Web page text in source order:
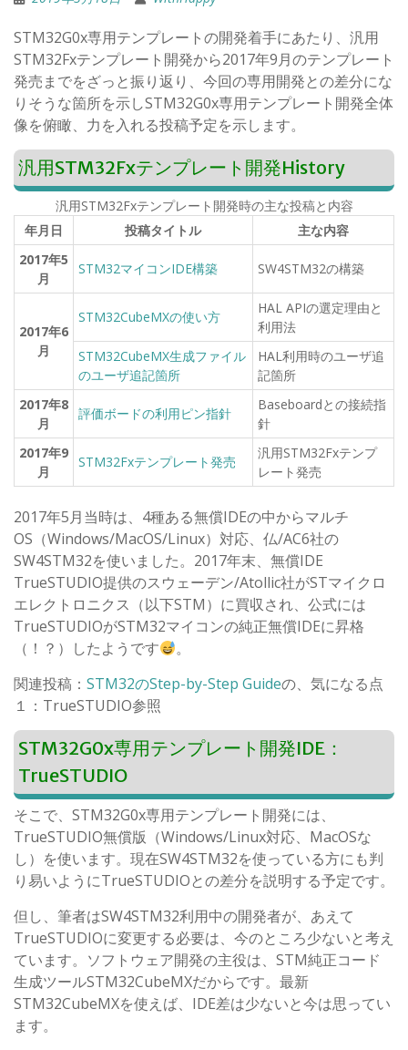
STM32G0x専用テンプレートの開発着手にあたり、汎用
STM32Fxテンプレート開発から2017年9月のテンプレート
発売までをざっと振り返り、今回の専用開発との差分にな
りそうな箇所を示しSTM32G0x専用テンプレート開発全体
像を俯瞰、力を入れる投稿予定を示します。
汎用STM32Fxテンプレート開発History
汎用STM32Fxテンプレート開発時の主な投稿と内容
年月日
投稿タイトル
主な内容
2017年5
月
STM32マイコンIDE構築 SW4STM32の構築
2017年6
月
STM32CubeMXの使い方
HAL APIの選定理由と
利用法
STM32CubeMX生成ファイル
のユーザ追記箇所
HAL利用時のユーザ追
記箇所
2017年8
月
評価ボードの利用ピン指針
Baseboardとの接続指
針
2017年9
月
STM32Fxテンプレート発売
汎用STM32Fxテンプ
レート発売
2017年5月当時は、4種ある無償IDEの中からマルチ
OS（Windows/MacOS/Linux）対応、仏/AC6社の
SW4STM32を使いました。2017年末、無償IDE
TrueSTUDIO提供のスウェーデン/Atollic社がSTマイクロ
エレクトロニクス（以下STM）に買収され、公式には
TrueSTUDIOがSTM32マイコンの純正無償IDEに昇格
（！？）したようです
。
関連投稿： STM32のStep-by-Step Guideの、気になる点
１：TrueSTUDIO参照
STM32G0x専用テンプレート開発IDE：
TrueSTUDIO
そこで、STM32G0x専用テンプレート開発には、
TrueSTUDIO無償版（Windows/Linux対応、MacOSな
し）を使います。現在SW4STM32を使っている方にも判
り易いようにTrueSTUDIOとの差分を説明する予定です。
但し、筆者はSW4STM32利用中の開発者が、あえて
TrueSTUDIOに変更する必要は、今のところ少ないと考え
ています。ソフトウェア開発の主役は、STM純正コード
生成ツールSTM32CubeMXだからです。最新
STM32CubeMXを使えば、IDE差は少ないと今は思ってい
ます。